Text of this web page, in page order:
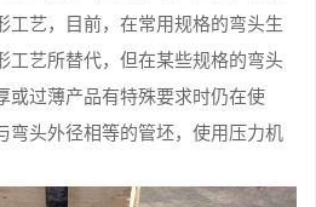
工艺，目前，在常用规格的弯头生
工艺所替代，但在某些规格的弯头
或过薄产品有特殊要求时仍在使
弯头外径相等的管坯，使用压力机